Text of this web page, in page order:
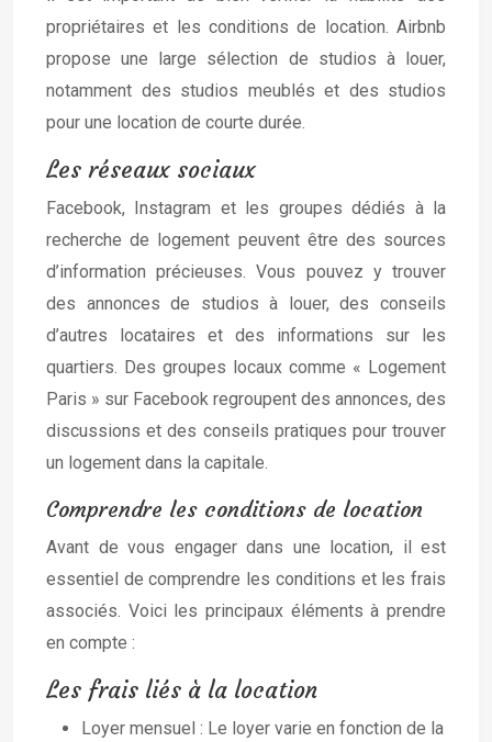
propriétaires et les conditions de location. Airbnb
propose une large sélection de studios à louer,
notamment des studios meublés et des studios
pour une location de courte durée.
Les réseaux sociaux
Facebook, Instagram et les groupes dédiés à la
recherche de logement peuvent être des sources
d’information précieuses. Vous pouvez y trouver
des annonces de studios à louer, des conseils
d’autres locataires et des informations sur les
quartiers. Des groupes locaux comme « Logement
Paris » sur Facebook regroupent des annonces, des
discussions et des conseils pratiques pour trouver
un logement dans la capitale.
Comprendre les conditions de location
Avant de vous engager dans une location, il est
essentiel de comprendre les conditions et les frais
associés. Voici les principaux éléments à prendre
en compte :
Les frais liés à la location
Loyer mensuel : Le loyer varie en fonction de la